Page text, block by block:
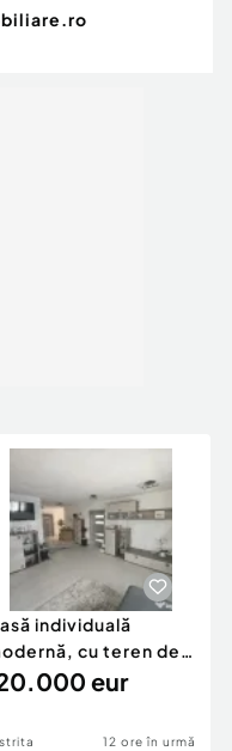
individuală
cu teren de
mp – la doa
eur
12 ore în urmă